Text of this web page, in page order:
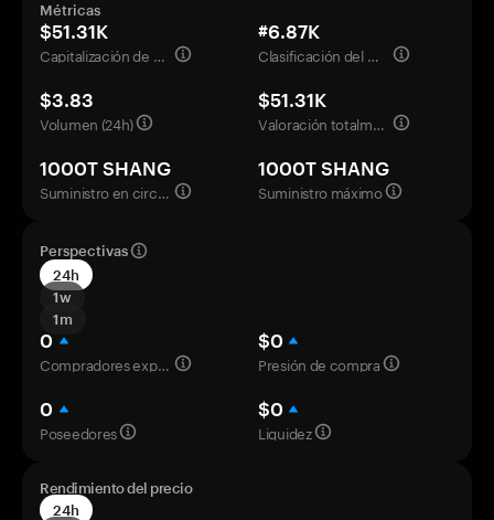
Métricas
$51.31K
Capitalización de mercado
#6.87K
Clasificación del mercado
$3.83
Volumen (24h)
$51.31K
Valoración totalmente diluida
1000T SHANG
Suministro en circulación
1000T SHANG
Suministro máximo
Perspectivas
24h
1w
1m
0
Compradores experimentados
$0
Presión de compra
0
Poseedores
$0
Liquidez
Rendimiento del precio
24h